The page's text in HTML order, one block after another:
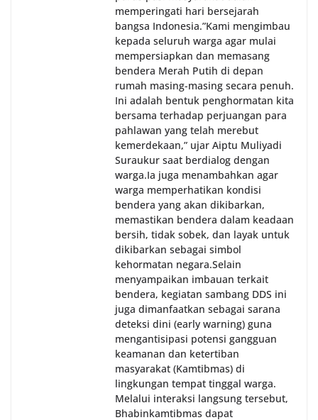
memperingati hari bersejarah
bangsa Indonesia.‎‎”Kami mengimbau
kepada seluruh warga agar mulai
mempersiapkan dan memasang
bendera Merah Putih di depan
rumah masing-masing secara penuh.
Ini adalah bentuk penghormatan kita
bersama terhadap perjuangan para
pahlawan yang telah merebut
kemerdekaan,” ujar Aiptu Muliyadi
Suraukur saat berdialog dengan
warga.‎‎Ia juga menambahkan agar
warga memperhatikan kondisi
bendera yang akan dikibarkan,
memastikan bendera dalam keadaan
bersih, tidak sobek, dan layak untuk
dikibarkan sebagai simbol
kehormatan negara.‎‎‎Selain
menyampaikan imbauan terkait
bendera, kegiatan sambang DDS ini
juga dimanfaatkan sebagai sarana
deteksi dini (early warning) guna
mengantisipasi potensi gangguan
keamanan dan ketertiban
masyarakat (Kamtibmas) di
lingkungan tempat tinggal warga.
Melalui interaksi langsung tersebut,
Bhabinkamtibmas dapat